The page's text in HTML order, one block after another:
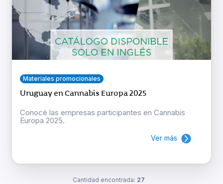
Materiales promocionales
Uruguay en Cannabis Europa 2025
Conocé las empresas participantes en Cannabis
Europa 2025.
Ver más
Cantidad encontrada: 27